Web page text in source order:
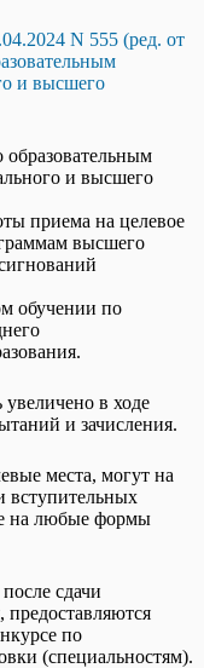
N 555 (ред. от
и высшего
и высшего
приема на целевое
высшего
обучении по
в ходе
и зачисления.
места, могут на
вступительных
на любые формы
сдачи
по
(специальностям).